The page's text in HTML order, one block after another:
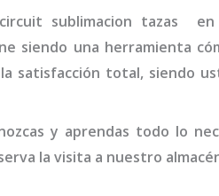
circuit sublimacion tazas en
siendo una herramienta
satisfacción total, siendo
y aprendas todo lo
la visita a nuestro